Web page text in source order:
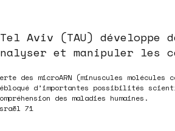
Aviv (TAU) développe
et manipuler les
des microARN (minuscules
d’importantes possibilités
des maladies humaines.
71